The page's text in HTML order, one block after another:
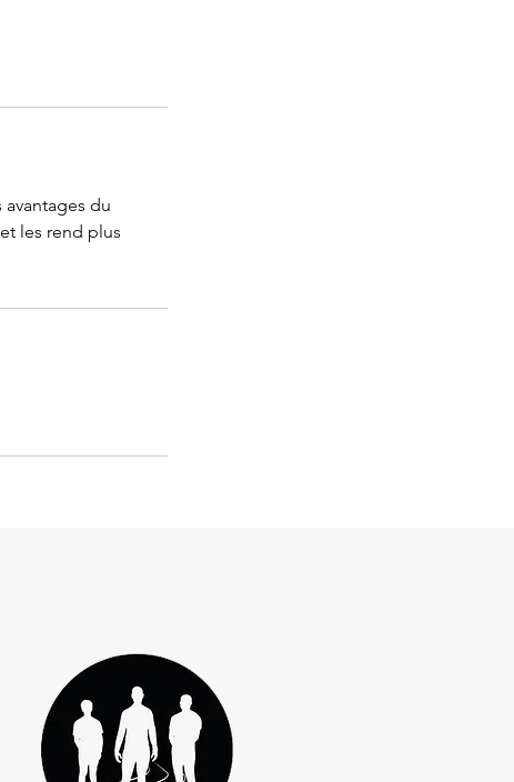
du
les rend plus